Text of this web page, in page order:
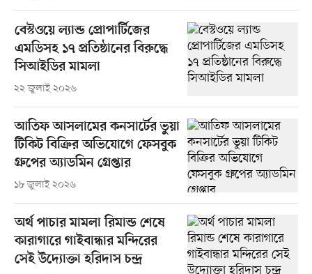
বেস্টওয়ে ল্যান্ড প্রোপার্টিজের
এমডিসহ ১৭ প্রতিষ্ঠানের বিরুদ্ধে
সিআইডির মামলা
২২ জুলাই ২০২৬
আতিফ আসলামের কনসার্টের ভুয়া
টিকিট বিক্রির অভিযোগে ফেসবুক
গ্রুপের অ্যাডমিন গ্রেপ্তার
১৮ জুলাই ২০২৬
অর্থ পাচার মামলা রিমান্ড শেষে
কারাগারে গাইবান্ধার মন্দিরের
সেই উদ্যোক্তা হরিদাস চন্দ্র